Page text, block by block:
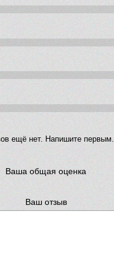
ещё нет. Напишите первым.
Ваша общая оценка
Ваш отзыв